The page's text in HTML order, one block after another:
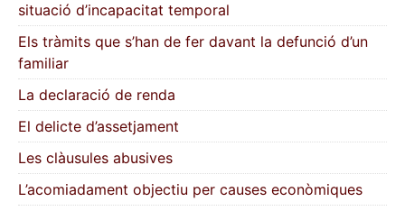
situació d’incapacitat temporal
Els tràmits que s’han de fer davant la defunció d’un
familiar
La declaració de renda
El delicte d’assetjament
Les clàusules abusives
L’acomiadament objectiu per causes econòmiques